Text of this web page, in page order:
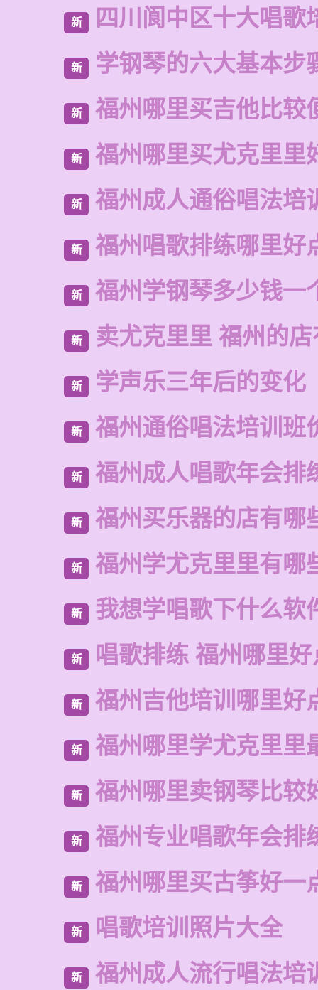
新 四川阆中区十大唱歌
新 学钢琴的六大基本步
新 福州哪里买吉他比较
新 福州哪里买尤克里里
新 福州成人通俗唱法培
新 福州唱歌排练哪里好
新 福州学钢琴多少钱一
新 卖尤克里里 福州的
新 学声乐三年后的变化
新 福州通俗唱法培训班
新 福州成人唱歌年会排
新 福州买乐器的店有哪
新 福州学尤克里里有哪
新 我想学唱歌下什么软
新 唱歌排练 福州哪里
新 福州吉他培训哪里好
新 福州哪里学尤克里里
新 福州哪里卖钢琴比较
新 福州专业唱歌年会排
新 福州哪里买古筝好一
新 唱歌培训照片大全
新 福州成人流行唱法培